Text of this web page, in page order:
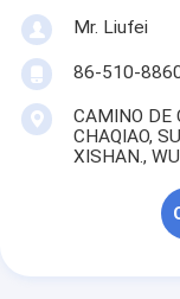
Mr. Liufei
86-510-
CAMINO DE
CHAQIAO,
XISHAN.,